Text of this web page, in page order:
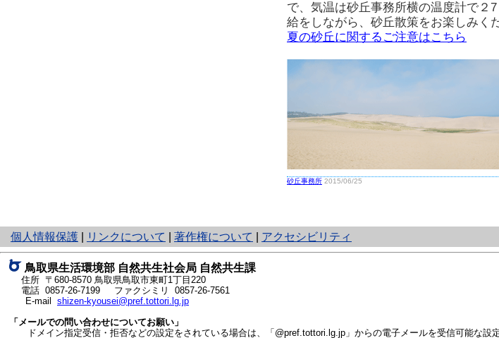
で、気温は砂丘事務所横の温度計で２
給をしながら、砂丘散策をお楽しみく
夏の砂丘に関するご注意はこちら
砂丘事務所 2015/06/25
個人情報保護
と
り
ネ
ッ
ト
へ
の
リンクについて 著作権について アクセシビリティ
鳥取県生活環境部 自然共生社会局 自然共生課
住所 〒680-8570 鳥取県鳥取市東町1丁目220
電話 0857-26-7199
ファクシミリ 0857-26-7561
E-mail shizen-kyousei@pref.tottori.lg.jp
「メールでの問い合わせについてお願い」
ドメイン指定受信・拒否などの設定をされている場合は、「@pref.tottori.lg.jp」からの電子メールを受信可能な設定